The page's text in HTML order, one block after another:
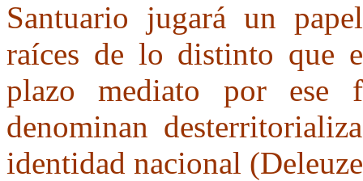
Santuario jugará un
raíces de lo distinto que
plazo mediato por ese
denominan
identidad nacional